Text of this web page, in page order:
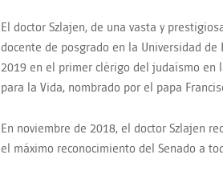
El doctor Szlajen, de una vasta y
docente de posgrado en la Universidad
2019 en el primer clérigo del judaísmo
para la Vida, nombrado por el papa
En noviembre de 2018, el doctor Szlajen
el máximo reconocimiento del Senado a